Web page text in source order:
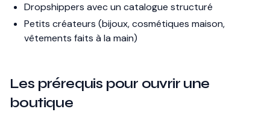
Dropshippers avec un catalogue structuré
Petits créateurs (bijoux, cosmétiques maison,
vêtements faits à la main)
Les prérequis pour ouvrir une
boutique